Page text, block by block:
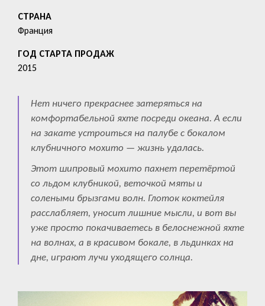
СТРАНА
Франция
ГОД СТАРТА ПРОДАЖ
2015
Нет ничего прекраснее затеряться на
комфортабельной яхте посреди океана. А если
на закате устроиться на палубе с бокалом
клубничного мохито — жизнь удалась.
Этот шипровый мохито пахнет перетёртой
со льдом клубникой, веточкой мяты и
солеными брызгами волн. Глоток коктейля
расслабляет, уносит лишние мысли, и вот вы
уже просто покачиваетесь в белоснежной яхте
на волнах, а в красивом бокале, в льдинках на
дне, играют лучи уходящего солнца.